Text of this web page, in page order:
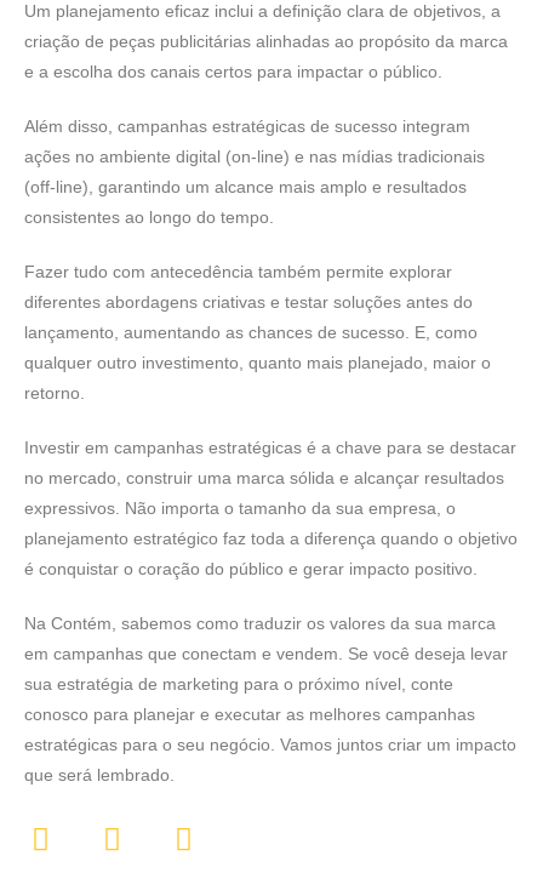
Um planejamento eficaz inclui a definição clara de objetivos, a
criação de peças publicitárias alinhadas ao propósito da marca
e a escolha dos canais certos para impactar o público.
Além disso, campanhas estratégicas de sucesso integram
ações no ambiente digital (on-line) e nas mídias tradicionais
(off-line), garantindo um alcance mais amplo e resultados
consistentes ao longo do tempo.
Fazer tudo com antecedência também permite explorar
diferentes abordagens criativas e testar soluções antes do
lançamento, aumentando as chances de sucesso. E, como
qualquer outro investimento, quanto mais planejado, maior o
retorno.
Investir em campanhas estratégicas é a chave para se destacar
no mercado, construir uma marca sólida e alcançar resultados
expressivos. Não importa o tamanho da sua empresa, o
planejamento estratégico faz toda a diferença quando o objetivo
é conquistar o coração do público e gerar impacto positivo.
Na Contém, sabemos como traduzir os valores da sua marca
em campanhas que conectam e vendem. Se você deseja levar
sua estratégia de marketing para o próximo nível, conte
conosco para planejar e executar as melhores campanhas
estratégicas para o seu negócio. Vamos juntos criar um impacto
que será lembrado.